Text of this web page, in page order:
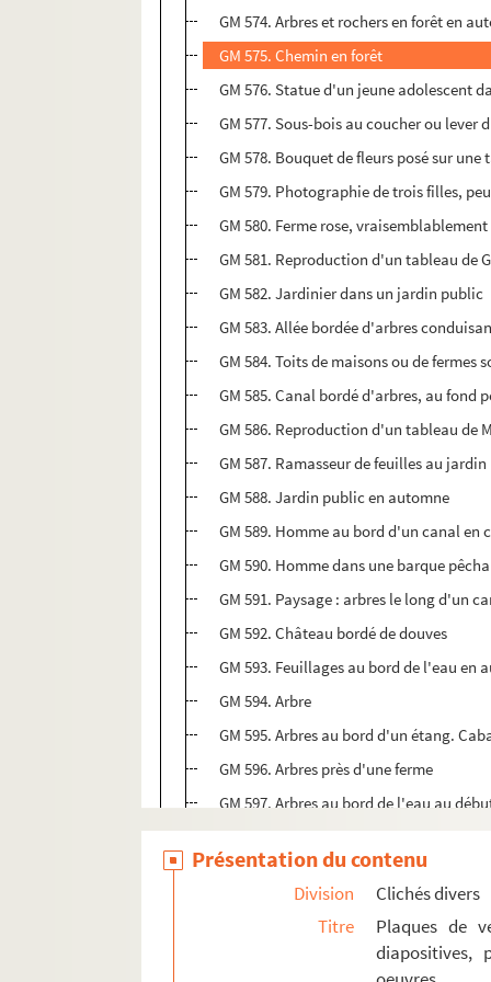
GM 574. Arbres et rochers en forêt en
GM 575. Chemin en forêt
GM 576. Statue d'un jeune adolescent
GM 577. Sous-bois au coucher ou lever
GM 578. Bouquet de fleurs posé sur
GM 579. Photographie de trois filles,
GM 580. Ferme rose,
GM 581. Reproduction d'un tableau de
GM 582. Jardinier dans un jardin public
GM 583. Allée bordée d'arbres
GM 584. Toits de maisons ou de fermes
GM 585. Canal bordé d'arbres, au fond
GM 586. Reproduction d'un tableau de
GM 587. Ramasseur de feuilles au
GM 588. Jardin public en automne
GM 589. Homme au bord d'un canal en
GM 590. Homme dans une barque
GM 591. Paysage : arbres le long d'un
GM 592. Château bordé de douves
GM 593. Feuillages au bord de l'eau en
GM 594. Arbre
GM 595. Arbres au bord d'un étang.
GM 596. Arbres près d'une ferme
GM 597. Arbres au bord de l'eau au
GM 598. Homme au bord d'un chemin
GM 599. Colonnade entourant un
GM 600. Arbres au bord d'un étang,
GM 601. Arbre sous la neige. Ferme ou
GM 602. Photographie probablement
Présentation du contenu
Division
Clichés divers
Titre
Plaques de
diapositives,